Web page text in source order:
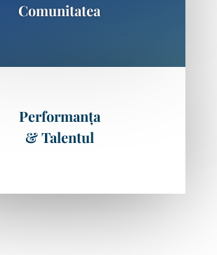
Comunitatea
Performanța
&Talentul